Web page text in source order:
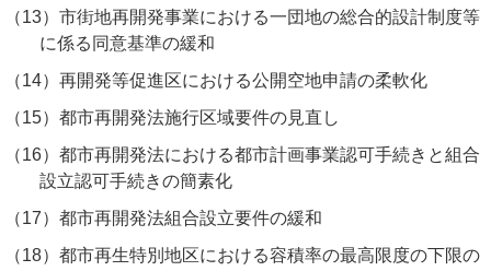
（13） 市街地再開発事業における一団地の総合的設計制度等
に係る同意基準の緩和
（14） 再開発等促進区における公開空地申請の柔軟化
（15） 都市再開発法施行区域要件の見直し
（16） 都市再開発法における都市計画事業認可手続きと組合
設立認可手続きの簡素化
（17） 都市再開発法組合設立要件の緩和
（18） 都市再生特別地区における容積率の最高限度の下限の